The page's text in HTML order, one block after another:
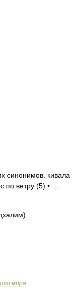
синонимов. кивала
по ветру (5) • …
…
мира